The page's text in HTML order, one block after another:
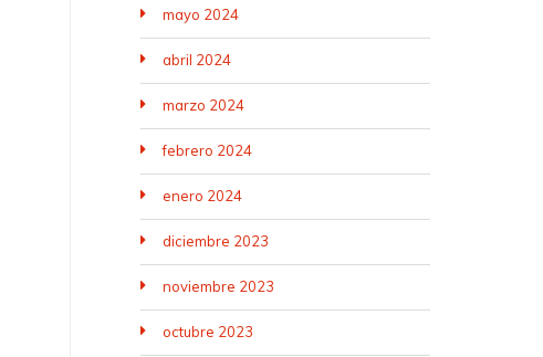
mayo 2024
abril 2024
marzo 2024
febrero 2024
enero 2024
diciembre 2023
noviembre 2023
octubre 2023